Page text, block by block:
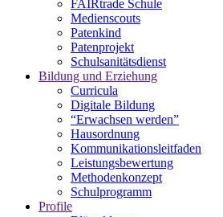
FAIRtrade Schule
Medienscouts
Patenkind
Patenprojekt
Schulsanitätsdienst
Bildung und Erziehung
Curricula
Digitale Bildung
“Erwachsen werden”
Hausordnung
Kommunikationsleitfaden
Leistungsbewertung
Methodenkonzept
Schulprogramm
Profile